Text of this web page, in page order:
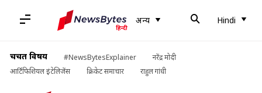
अन्य Hindi
चर्चित विषय #NewsBytesExplainer
नरेंद्र मोदी
आर्टिफिशियल इंटेलिजेंस
क्रिकेट समाचार राहुल गांधी